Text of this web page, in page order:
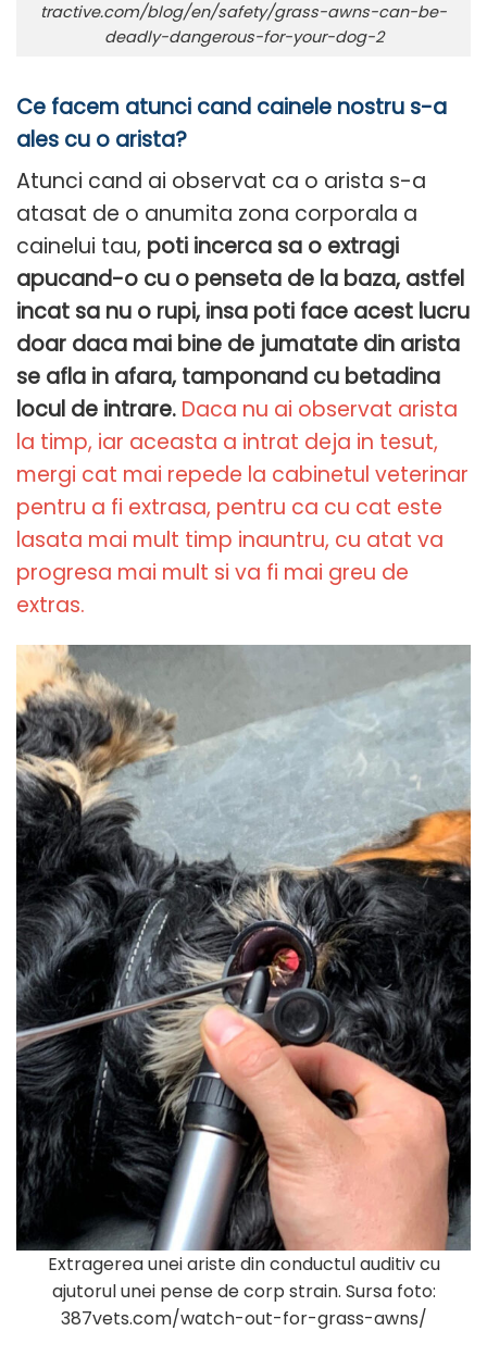
tractive.com/blog/en/safety/grass-awns-can-be-
deadly-dangerous-for-your-dog-2
Ce facem atunci cand cainele nostru s-a
ales cu o arista?
Atunci cand ai observat ca o arista s-a
atasat de o anumita zona corporala a
cainelui tau, poti incerca sa o extragi
apucand-o cu o penseta de la baza, astfel
incat sa nu o rupi, insa poti face acest lucru
doar daca mai bine de jumatate din arista
se afla in afara, tamponand cu betadina
locul de intrare. Daca nu ai observat arista
la timp, iar aceasta a intrat deja in tesut,
mergi cat mai repede la cabinetul veterinar
pentru a fi extrasa, pentru ca cu cat este
lasata mai mult timp inauntru, cu atat va
progresa mai mult si va fi mai greu de
extras.
Extragerea unei ariste din conductul auditiv cu
ajutorul unei pense de corp strain. Sursa foto:
387vets.com/watch-out-for-grass-awns/